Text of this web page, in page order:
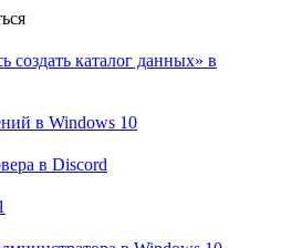
каталог данных» в
в Windows 10
в Discord